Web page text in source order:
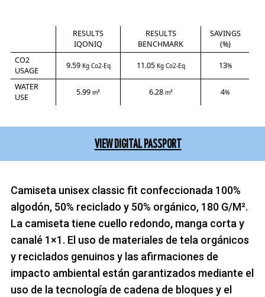
RESULTS
IQONIQ
RESULTS
BENCHMARK
SAVINGS
(%)
CO2
USAGE
9.59 Kg Co2-Eq 11.05 Kg Co2-Eq 13%
WATER
USE
5.99 m³ 6.28 m³ 4%
VIEW DIGITAL PASSPORT
Camiseta unisex classic fit confeccionada 100%
algodón, 50% reciclado y 50% orgánico, 180 G/M².
La camiseta tiene cuello redondo, manga corta y
canalé 1×1. El uso de materiales de tela orgánicos
y reciclados genuinos y las afirmaciones de
impacto ambiental están garantizados mediante el
uso de la tecnología de cadena de bloques y el